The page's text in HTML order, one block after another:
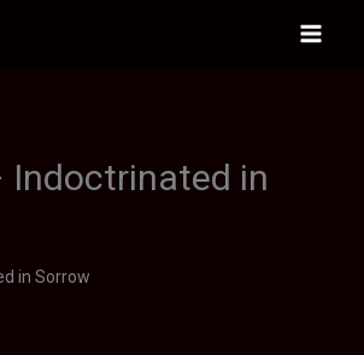
Main
Indoctrinated in
in Sorrow